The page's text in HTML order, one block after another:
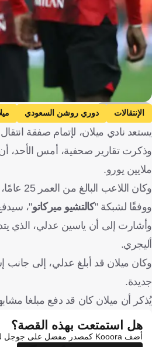
Getty Images
الإنتقالات دوري روشن السعودي
يستعد نادي ميلان، لإتمام صفقة
ملايين يورو.
وكان اللاعب البالغ من العمر 25 عامًا، قد قضى موسم 2024-2025 مع فيورنتينا على سبيل الإعارة.
ووفقًا لشبكة "كالتشيو ميركاتو"، سيدفع
وأشارت إلى أن ياسين عدلي، الذي
أليجري.
وكان ميلان قد أبلغ عدلي، إلى جانب
جديدة.
يُذكر أن ميلان كان قد دفع مبلغا مشابها وصل إلى 8 ملايين، إضافة إلى مليوني يورو كمتغيرات، للتعاقد
هل استمتعت بهذه القصة؟
أضف Kooora كمصدر مفضل على جوجل للاطلاع على المزيد من تقاريرنا